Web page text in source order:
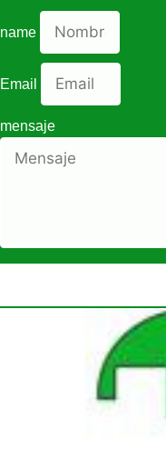
name
Email
mensaje